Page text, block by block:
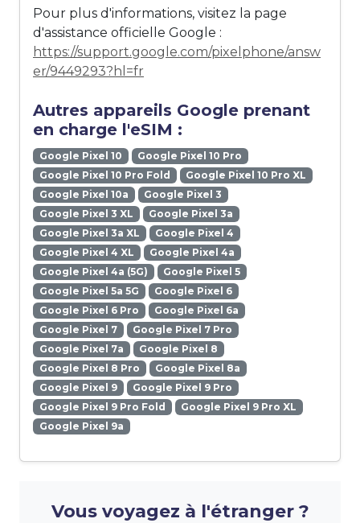
Pour plus d'informations, visitez la page
d'assistance officielle Google :
https://support.google.com/pixelphone/answ
er/9449293?hl=fr
Autres appareils Google prenant
en charge l'eSIM :
Google Pixel 10
Google Pixel 10 Pro
Google Pixel 10 Pro Fold
Google Pixel 10 Pro XL
Google Pixel 10a
Google Pixel 3
Google Pixel 3 XL
Google Pixel 3a
Google Pixel 3a XL
Google Pixel 4
Google Pixel 4 XL
Google Pixel 4a
Google Pixel 4a (5G)
Google Pixel 5
Google Pixel 5a 5G
Google Pixel 6
Google Pixel 6 Pro
Google Pixel 6a
Google Pixel 7
Google Pixel 7 Pro
Google Pixel 7a
Google Pixel 8
Google Pixel 8 Pro
Google Pixel 8a
Google Pixel 9
Google Pixel 9 Pro
Google Pixel 9 Pro Fold
Google Pixel 9 Pro XL
Google Pixel 9a
Vous voyagez à l'étranger ?